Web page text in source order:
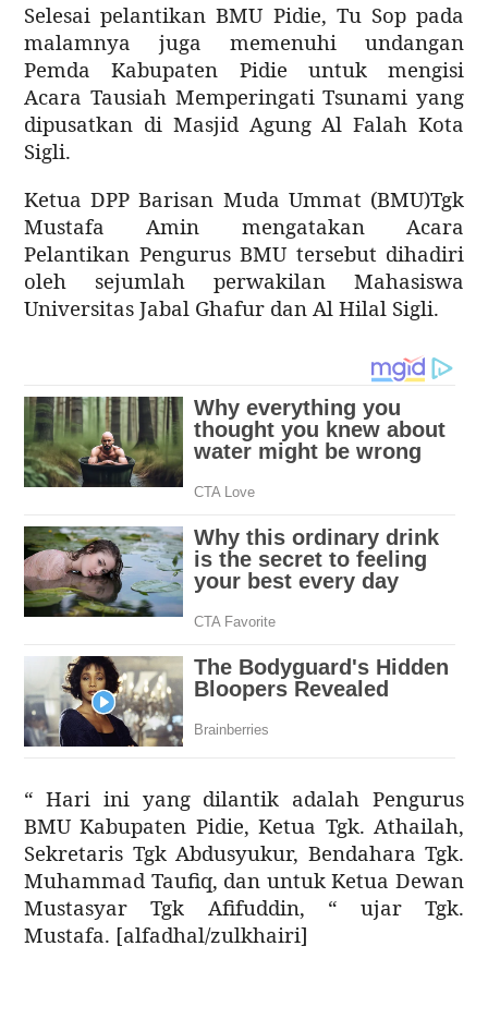
Selesai pelantikan BMU Pidie, Tu Sop pada
malamnya juga memenuhi undangan
Pemda Kabupaten Pidie untuk mengisi
Acara Tausiah Memperingati Tsunami yang
dipusatkan di Masjid Agung Al Falah Kota
Sigli.
Ketua DPP Barisan Muda Ummat (BMU)Tgk
Mustafa Amin mengatakan Acara
Pelantikan Pengurus BMU tersebut dihadiri
oleh sejumlah perwakilan Mahasiswa
Universitas Jabal Ghafur dan Al Hilal Sigli.
“ Hari ini yang dilantik adalah Pengurus
BMU Kabupaten Pidie, Ketua Tgk. Athailah,
Sekretaris Tgk Abdusyukur, Bendahara Tgk.
Muhammad Taufiq, dan untuk Ketua Dewan
Mustasyar Tgk Afifuddin, “ ujar Tgk.
Mustafa. [alfadhal/zulkhairi]